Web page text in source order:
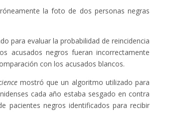
la foto de dos personas negras
para evaluar la probabilidad de reincidencia
acusados negros fueran incorrectamente
con los acusados blancos.
mostró que un algoritmo utilizado para
cada año estaba sesgado en contra
pacientes negros identificados para recibir